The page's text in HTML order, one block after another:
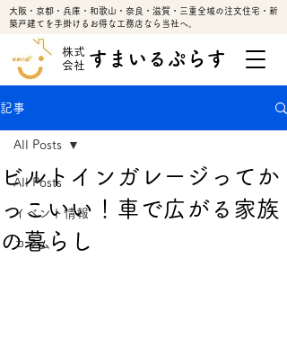
大阪・京都・兵庫・和歌山・奈良・滋賀・三重全域の注文住宅・新
築戸建てを手掛けるお得な工務店なら当社へ。
株式
会社 すまいるぷらす
記事
All Posts
イベント情報
コラム
All Posts
ビルトインガレージってか
っこいい！車で広がる家族
の暮らし